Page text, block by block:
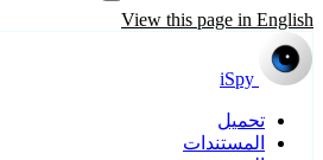
View this page in English
iSpy
تحميل
المستندات